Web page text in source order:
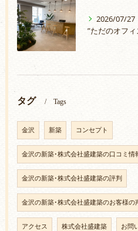
2026/07/27
タグ Tags
金沢 新築 コンセプト
金沢の新築･株式会社盛建築の口コミ情
金沢の新築･株式会社盛建築の評判
金沢の新築･株式会社盛建築のお客様の
アクセス 株式会社盛建築 お問